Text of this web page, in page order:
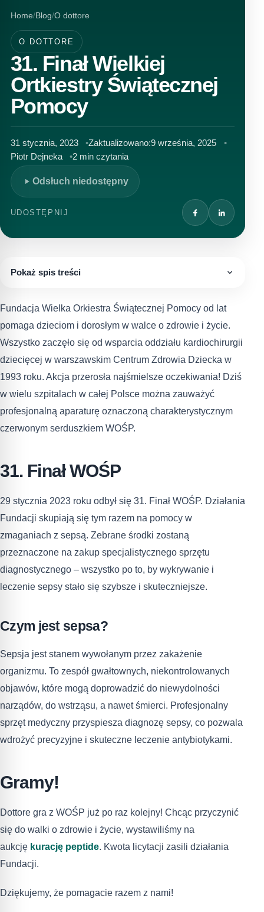
Home Blog O dottore
O DOTTORE
31. Finał Wielkiej
Ortkiestry Świątecznej
Pomocy
31 stycznia, 2023 Zaktualizowano:9 września, 2025
Piotr Dejneka
2 min czytania
Odsłuch niedostępny
UDOSTĘPNIJ
Pokaż spis treści
Fundacja Wielka Orkiestra Świątecznej Pomocy od lat
pomaga dzieciom i dorosłym w walce o zdrowie i życie.
Wszystko zaczęło się od wsparcia oddziału kardiochirurgii
dziecięcej w warszawskim Centrum Zdrowia Dziecka w
1993 roku. Akcja przerosła najśmielsze oczekiwania! Dziś
w wielu szpitalach w całej Polsce można zauważyć
profesjonalną aparaturę oznaczoną charakterystycznym
czerwonym serduszkiem WOŚP.
31. Finał WOŚP
29 stycznia 2023 roku odbył się 31. Finał WOŚP. Działania
Fundacji skupiają się tym razem na pomocy w
zmaganiach z sepsą. Zebrane środki zostaną
przeznaczone na zakup specjalistycznego sprzętu
diagnostycznego – wszystko po to, by wykrywanie i
leczenie sepsy stało się szybsze i skuteczniejsze.
Czym jest sepsa?
Sepsja jest stanem wywołanym przez zakażenie
organizmu. To zespół gwałtownych, niekontrolowanych
objawów, które mogą doprowadzić do niewydolności
narządów, do wstrząsu, a nawet śmierci. Profesjonalny
sprzęt medyczny przyspiesza diagnozę sepsy, co pozwala
wdrożyć precyzyjne i skuteczne leczenie antybiotykami.
Gramy!
Dottore gra z WOŚP już po raz kolejny! Chcąc przyczynić
się do walki o zdrowie i życie, wystawiliśmy na
aukcję kurację peptide. Kwota licytacji zasili działania
Fundacji.
Dziękujemy, że pomagacie razem z nami!